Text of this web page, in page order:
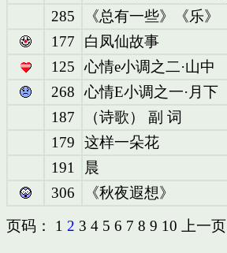
285
《总有一些》《乐》
177
白凤仙故事
125
心情e小调之二·山中
268
心情E小调之一·月下
187
（诗歌） 副 词
179
这样一朵花
191
晨
306
《秋夜遐想》
页码： 1 2 3 4 5 6 7 8 9 10 上一页